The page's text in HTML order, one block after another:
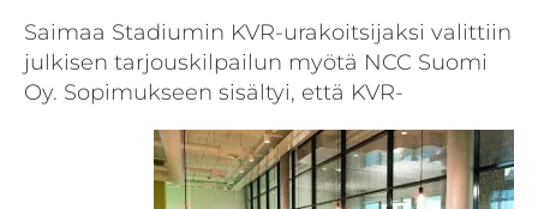
Saimaa Stadiumin KVR-urakoitsijaksi valittiin
julkisen tarjouskilpailun myötä NCC Suomi
Oy. Sopimukseen sisältyi, että KVR-